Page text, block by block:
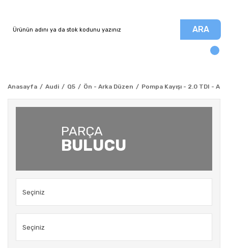
ARA
Anasayfa Audi Q5 Ön - Arka Düzen Pompa Kayışı - 2.0 TDI -
PARÇA
BULUCU